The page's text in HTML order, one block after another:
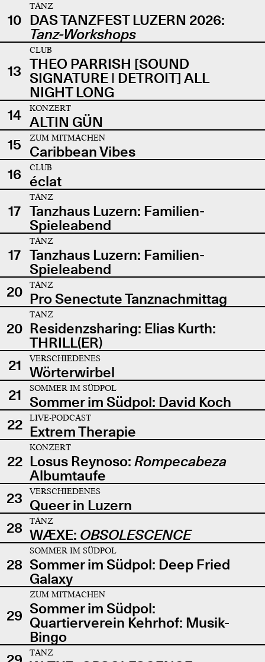
10
TANZ
DAS TANZFEST LUZERN 2026:
Tanz-Workshops
13
CLUB
THEO PARRISH [SOUND
SIGNATURE | DETROIT] ALL
NIGHT LONG
14
KONZERT
ALTIN GÜN
15
ZUM MITMACHEN
Caribbean Vibes
16
CLUB
éclat
17
TANZ
Tanzhaus Luzern: Familien-
Spieleabend
17
TANZ
Tanzhaus Luzern: Familien-
Spieleabend
20
TANZ
Pro Senectute Tanznachmittag
20
TANZ
Residenzsharing: Elias Kurth:
THRILL(ER)
21
VERSCHIEDENES
Wörterwirbel
21
SOMMER IM SÜDPOL
Sommer im Südpol: David Koch
22
LIVE-PODCAST
Extrem Therapie
22
KONZERT
Losus Reynoso: Rompecabeza
Albumtaufe
23
VERSCHIEDENES
Queer in Luzern
28
TANZ
WÆXE: OBSOLESCENCE
28
SOMMER IM SÜDPOL
Sommer im Südpol: Deep Fried
Galaxy
29
ZUM MITMACHEN
Sommer im Südpol:
Quartierverein Kehrhof: Musik-
Bingo
TANZ